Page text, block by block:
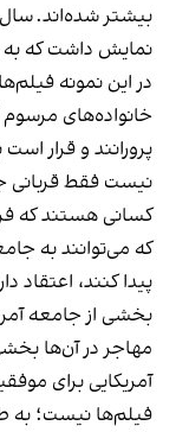
بیشتر شده‌اند.
نمایش داشت که به
در این نمونه
خانواده‌های مرسوم
پرورانند و قرار
نیست فقط قربانی
کسانی هستند که
که می‌توانند به
پیدا کنند، اعتقاد
بخشی از جامعه
مهاجر در آن‌ها
آمریکایی برای
فیلم‌ها نیست؛ به